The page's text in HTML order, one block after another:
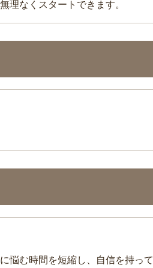
理なくスタートできます。
悩む時間を短縮し、自信を持って